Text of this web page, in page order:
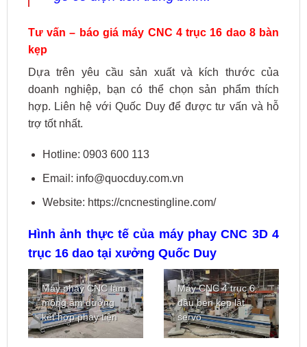
Tư vấn – báo giá máy CNC 4 trục 16 dao 8 bàn
kẹp
Dựa trên yêu cầu sản xuất và kích thước của
doanh nghiệp, bạn có thể chọn sản phẩm thích
hợp. Liên hệ với Quốc Duy để được tư vấn và hỗ
trợ tốt nhất.
Hotline: 0903 600 113
Email: info@quocduy.com.vn
Website: https://cncnestingline.com/
Hình ảnh thực tế của máy phay CNC 3D 4
trục 16 dao tại xưởng Quốc Duy
Máy phay CNC làm
mộng âm dương
kết hợp phay tiện
Máy CNC 4 trục 6
đầu ben kẹp lật
servo